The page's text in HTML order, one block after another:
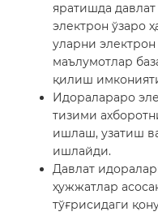
яратишда
электрон ўзаро
уларни
маълумотлар
қилиш
Идоралараро
тизими
ишлаш, узатиш
ишлайди.
Давлат
ҳужжатлар
тўғрисидаги